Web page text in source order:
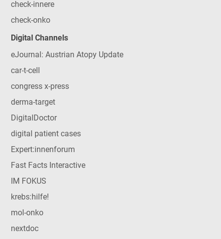
check-innere
check-onko
Digital Channels
eJournal: Austrian Atopy Update
car-t-cell
congress x-press
derma-target
DigitalDoctor
digital patient cases
Expert:innenforum
Fast Facts Interactive
IM FOKUS
krebs:hilfe!
mol-onko
nextdoc